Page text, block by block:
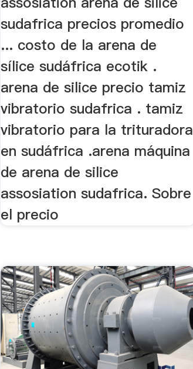
sudafrica precios promedio
... costo de la arena de
sílice sudáfrica ecotik .
arena de silice precio tamiz
vibratorio sudafrica . tamiz
vibratorio para la trituradora
en sudáfrica .arena máquina
de arena de silice
assosiation sudafrica. Sobre
el precio